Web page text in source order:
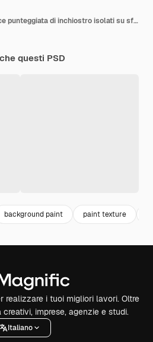
Set di schizzi di vernice punteggiata di inchiostro isolati su sfondo trasparente
questi PSD
background paint paint texture
realizzare i tuoi migliori lavori. Oltre
imprese, agenzie e studi.
Italiano